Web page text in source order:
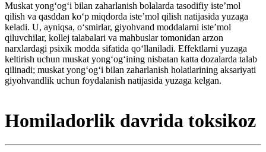
Muskat yongʻogʻi bilan zaharlanish bolalarda tasodifiy isteʼmol
qilish va qasddan ko‘p miqdorda isteʼmol qilish natijasida yuzaga
keladi. U, ayniqsa, oʻsmirlar, giyohvand moddalarni isteʼmol
qiluvchilar, kollej talabalari va mahbuslar tomonidan arzon
narxlardagi psixik modda sifatida qoʻllaniladi. Effektlarni yuzaga
keltirish uchun muskat yongʻogʻining nisbatan katta dozalarda talab
qilinadi; muskat yongʻogʻi bilan zaharlanish holatlarining aksariyati
giyohvandlik uchun foydalanish natijasida yuzaga kelgan.
Homiladorlik davrida toksikoz